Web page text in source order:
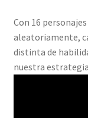
Con 16
aleatoriamente,
distinta de
nuestra